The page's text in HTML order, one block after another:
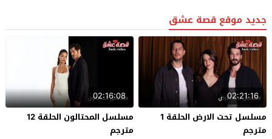
جديد موقع قصة عشق
02:21:16
مسلسل تحت الارض الحلقة 1
مترجم
02:16:08
مسلسل المحتالون الحلقة 12
مترجم